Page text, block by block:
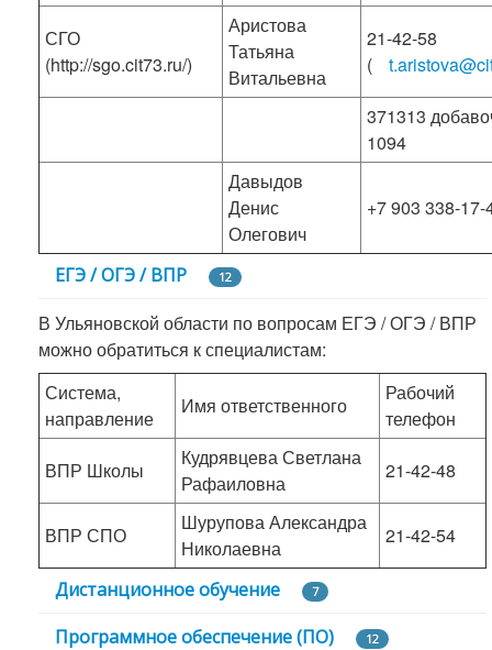
СГО
(http://sgo.cit73.ru/)
Аристова
Татьяна
Витальевна
21-42-58
(
371313
1094
Давыдов
Денис
Олегович
+7 903 338-17-
ЕГЭ / ОГЭ / ВПР 12
В Ульяновской области по вопросам ЕГЭ / ОГЭ / ВПР
можно обратиться к специалистам:
Система,
направление
Имя ответственного
Рабочий
телефон
ВПР Школы
Кудрявцева Светлана
Рафаиловна
21-42-48
ВПР СПО
Шурупова Александра
Николаевна
21-42-54
Дистанционное обучение 7
Программное обеспечение (ПО) 12